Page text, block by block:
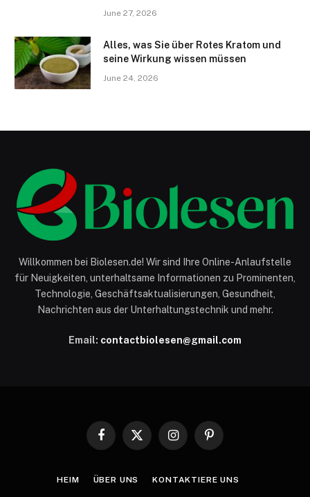
June 27, 2026
Alles, was Sie über Rotes Kratom und
seine Wirkung wissen müssen
June 24, 2026
Willkommen bei Biolesen.de! Wir sind Ihre Online-Anlaufstelle
für Neuigkeiten, unterhaltsame Informationen zu Prominenten,
Technologie, Geschäftsaktualisierungen, Gesundheit,
Nachrichten aus der Unterhaltungstechnik und mehr.
Email: contactbiolesen@gmail.com
Facebook
X
InstagramPinterest
HEIM ÜBER UNS KONTAKTIERE UNS